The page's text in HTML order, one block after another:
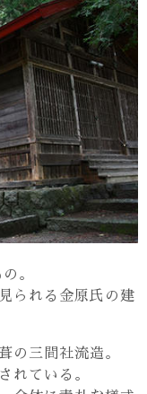
。
られる金原氏の建
の三間社流造。
れている。